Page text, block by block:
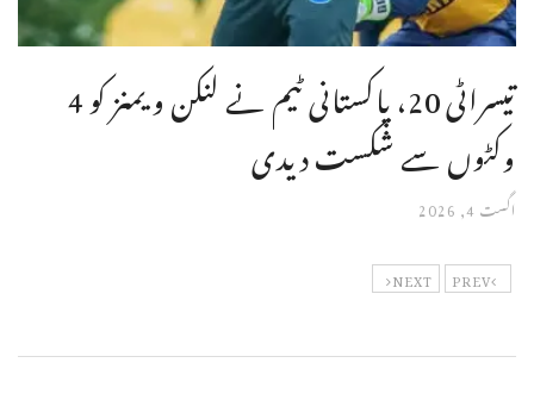
تیسراٹی 20، پاکستانی ٹیم نے لنکن ویمنز کو 4
وکٹوں سے شکست دیدی
اگست 4, 2026
PREV
NEXT